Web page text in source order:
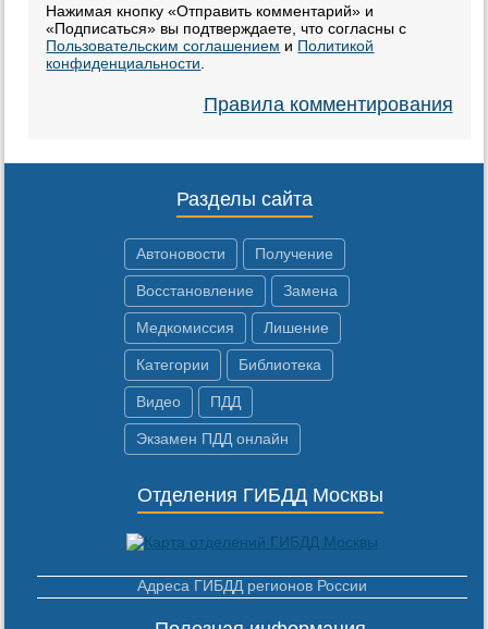
Нажимая кнопку «Отправить комментарий» и
«Подписаться» вы подтверждаете, что согласны с
Пользовательским соглашением и Политикой
конфиденциальности
Правила комментирования
Разделы сайта
Автоновости Получение
Восстановление Замена
Медкомиссия Лишение
Категории Библиотека
Видео ПДД
Экзамен ПДД онлайн
Отделения ГИБДД Москвы
Адреса ГИБДД регионов России